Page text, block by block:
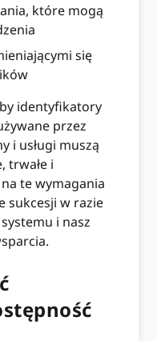
które mogą
się
identyfikatory
przez
i usługi muszą
trwałe i
te wymagania
sukcesji w razie
i nasz